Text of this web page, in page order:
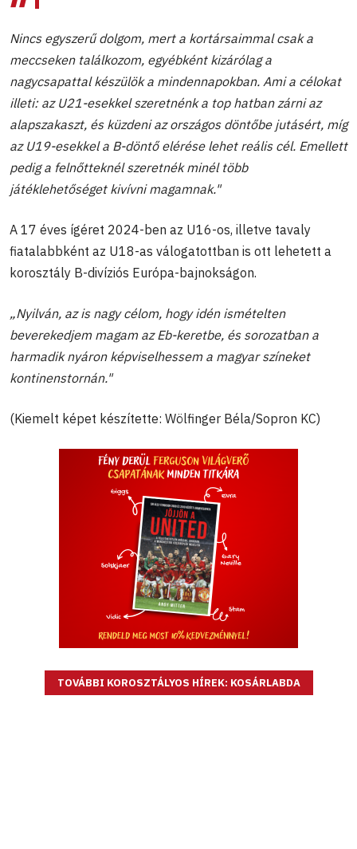
Nincs egyszerű dolgom, mert a kortársaimmal csak a
meccseken találkozom, egyébként kizárólag a
nagycsapattal készülök a mindennapokban. Ami a célokat
illeti: az U21-esekkel szeretnénk a top hatban zárni az
alapszakaszt, és küzdeni az országos döntőbe jutásért, míg
az U19-esekkel a B-döntő elérése lehet reális cél. Emellett
pedig a felnőtteknél szeretnék minél több
játéklehetőséget kivívni magamnak."
A 17 éves ígéret 2024-ben az U16-os, illetve tavaly
fiatalabbként az U18-as válogatottban is ott lehetett a
korosztály B-divíziós Európa-bajnokságon.
„Nyilván, az is nagy célom, hogy idén ismételten
beverekedjem magam az Eb-keretbe, és sorozatban a
harmadik nyáron képviselhessem a magyar színeket
kontinenstornán."
(Kiemelt képet készítette: Wölfinger Béla/Sopron KC)
TOVÁBBI KOROSZTÁLYOS HÍREK: KOSÁRLABDA